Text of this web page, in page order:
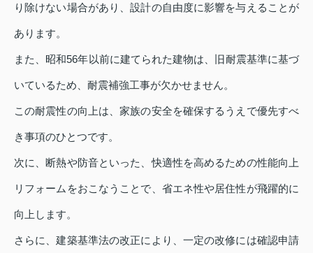
り除けない場合があり、設計の自由度に影響を与えることが
あります。
また、昭和56年以前に建てられた建物は、旧耐震基準に基づ
いているため、耐震補強工事が欠かせません。
この耐震性の向上は、家族の安全を確保するうえで優先すべ
き事項のひとつです。
次に、断熱や防音といった、快適性を高めるための性能向上
リフォームをおこなうことで、省エネ性や居住性が飛躍的に
向上します。
さらに、建築基準法の改正により、一定の改修には確認申請